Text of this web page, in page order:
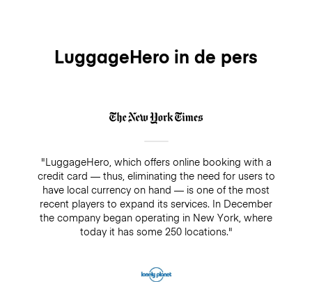
LuggageHero in de pers
"LuggageHero, which offers online booking with a
credit card — thus, eliminating the need for users to
have local currency on hand — is one of the most
recent players to expand its services. In December
the company began operating in New York, where
today it has some 250 locations."